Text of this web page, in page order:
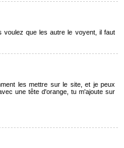
que les autre le voyent, il faut
les mettre sur le site, et je peux
une tête d'orange, tu m'ajoute sur